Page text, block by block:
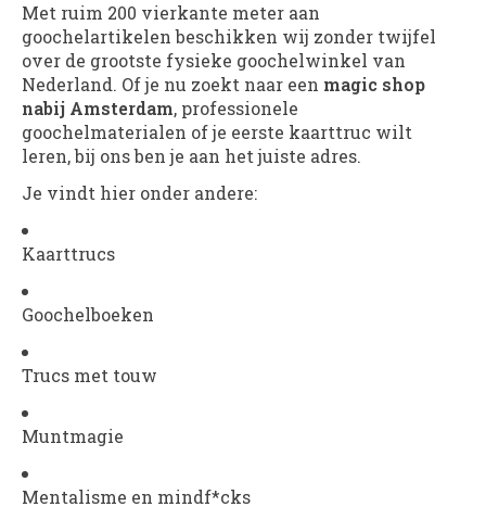
Met ruim 200 vierkante meter aan
goochelartikelen beschikken wij zonder twijfel
over de grootste fysieke goochelwinkel van
Nederland. Of je nu zoekt naar een magic shop
nabij Amsterdam, professionele
goochelmaterialen of je eerste kaarttruc wilt
leren, bij ons ben je aan het juiste adres.
Je vindt hier onder andere:
Kaarttrucs
Goochelboeken
Trucs met touw
Muntmagie
Mentalisme en mindf*cks